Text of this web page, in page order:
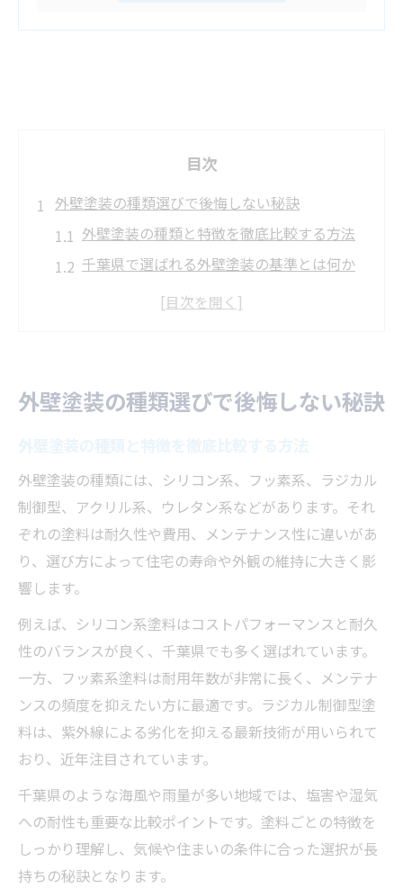
目次
外壁塗装の種類選びで後悔しない秘訣
外壁塗装の種類と特徴を徹底比較する方法
千葉県で選ばれる外壁塗装の基準とは何か
外壁塗装選びで後悔しないための実践アド
外壁塗装の機能性を見極めるポイント
外壁塗装で長持ちさせるための塗料選定術
耐候性重視の外壁塗装がもたらすメリット
外壁塗装の寿命を左右する要因と対策
千葉県の家に適した外壁塗装の選び方
千葉県の気候に強い塗装の特徴解説
千葉県の気候と外壁塗装の相性を解説
湿気や紫外線に強い外壁塗装の特徴とは
千葉県住宅に最適な外壁塗装選びの秘訣
外壁塗装で防カビ効果を狙うポイント
耐久性重視なら知っておきたい塗料知識
外壁塗装の塗料ごとの耐久性比較ポイント
シリコン系やフッ素系外壁塗装の違いとは
外壁塗装の種類選びで後悔しない秘訣
外壁塗装の種類には、シリコン系、フッ素系、ラジカル
制御型、アクリル系、ウレタン系などがあります。それ
ぞれの塗料は耐久性や費用、メンテナンス性に違いがあ
り、選び方によって住宅の寿命や外観の維持に大きく影
響します。
例えば、シリコン系塗料はコストパフォーマンスと耐久
性のバランスが良く、千葉県でも多く選ばれています。
一方、フッ素系塗料は耐用年数が非常に長く、メンテナ
ンスの頻度を抑えたい方に最適です。ラジカル制御型塗
料は、紫外線による劣化を抑える最新技術が用いられて
おり、近年注目されています。
千葉県のような海風や雨量が多い地域では、塩害や湿気
への耐性も重要な比較ポイントです。塗料ごとの特徴を
しっかり理解し、気候や住まいの条件に合った選択が長
持ちの秘訣となります。